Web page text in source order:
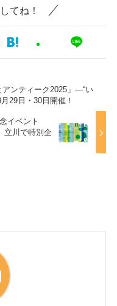
てね！
アンティーク2025」—“い
29日・30日開催！
イベント
立川で特別企